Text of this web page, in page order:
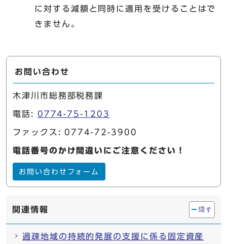
に対する減額と同時に適用を受けることはで
きません。
お問い合わせ
木津川市総務部税務課
電話: 0774-75-1203
ファックス: 0774-72-3900
電話番号のかけ間違いにご注意ください！
お問い合わせフォーム
関連情報 隠す
過疎地域の持続的発展の支援に係る固定資産